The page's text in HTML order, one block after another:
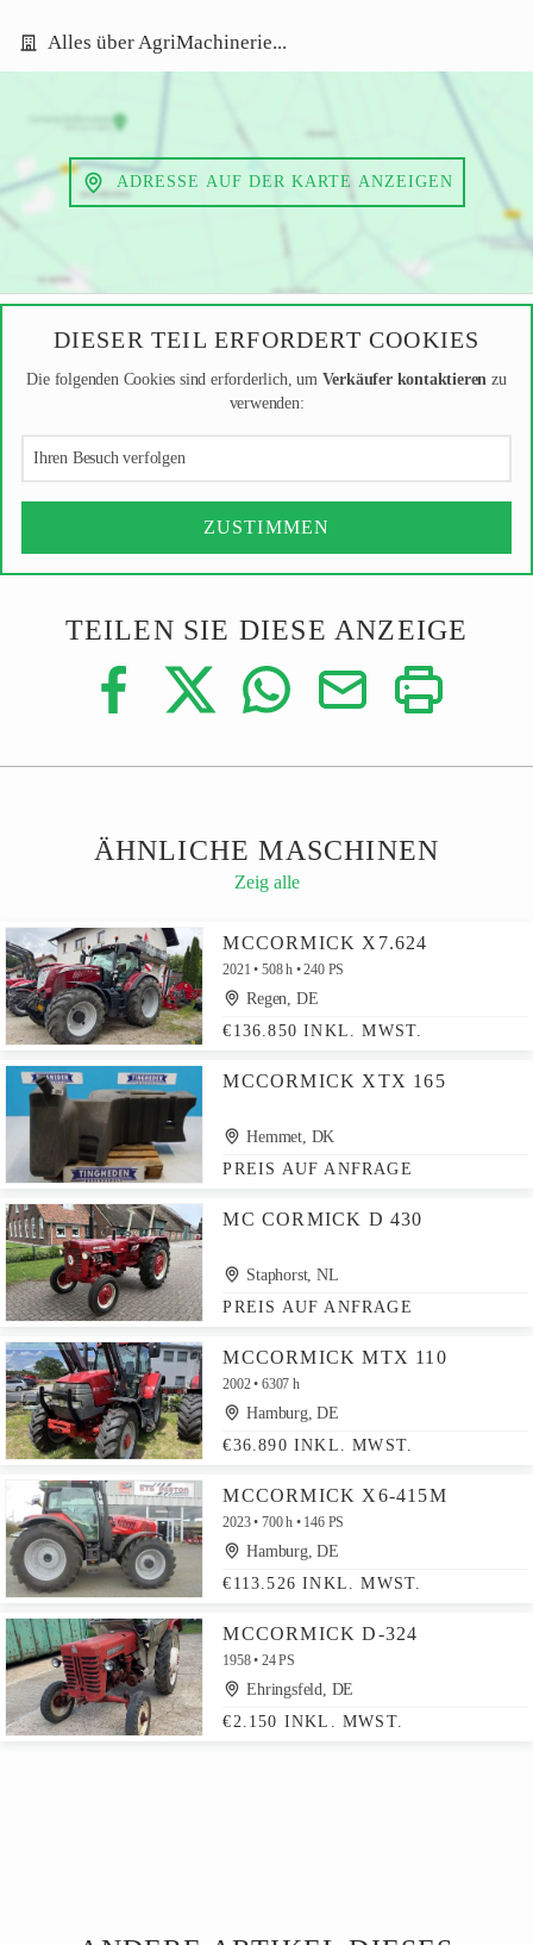
Alles über AgriMachinerie...
ADRESSE AUF DER KARTE ANZEIGEN
DIESER TEIL ERFORDERT COOKIES
Die folgenden Cookies sind erforderlich, um Verkäufer kontaktieren zu
verwenden:
Ihren Besuch verfolgen
ZUSTIMMEN
TEILEN SIE DIESE ANZEIGE
ÄHNLICHE MASCHINEN
Zeig alle
MCCORMICK X7.624
2021 508 h 240 PS
Regen, DE
€136.850 INKL. MWST.
MCCORMICK XTX 165
Hemmet, DK
PREIS AUF ANFRAGE
MC CORMICK D 430
Staphorst, NL
PREIS AUF ANFRAGE
MCCORMICK MTX 110
2002 6307 h
Hamburg, DE
€36.890 INKL. MWST.
MCCORMICK X6-415M
2023 700 h 146 PS
Hamburg, DE
€113.526 INKL. MWST.
MCCORMICK D-324
1958 24 PS
Ehringsfeld, DE
€2.150 INKL. MWST.